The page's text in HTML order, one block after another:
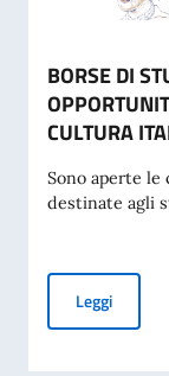
BORSE DI
CULTURA
Sono aperte
destinate agli
LeggiBORSE